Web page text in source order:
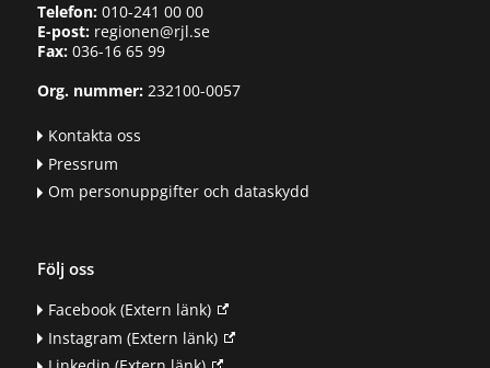
Telefon:010-241 00 00
E-post:regionen@rjl.se
Fax: 036-16 65 99
Org. nummer:232100-0057
Kontakta oss
Pressrum
Om personuppgifter och dataskydd
Följ oss
Facebook(Extern länk)
Instagram (Extern länk)